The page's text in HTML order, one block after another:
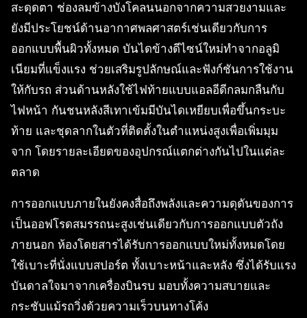
สะดุดตา ช่องลมข้างบังโคลนนอกจากความสวยงามและ
ยังมีประโยชน์ด้านอากาศพลศาสตร์เช่นเดียวกับการ
ออกแบบพื้นผิวทั้งหมด บันไดข้างดีไซน์ใหม่ทำจากอลูมิ
เนียมที่แข็งแรง ช่วยเสริมรูปลักษณ์และฟังก์ชันการใช้งาน
ให้กับรถ ส่วนด้านหลังใช้ไฟท้ายแบบแอลอีดีกลมกลืนกับ
ไฟหน้า กันชนหลังสีเทาเข้มมีบันไดเหยียบเพื่อขึ้นกระบะ
ท้าย และชุดลากในตัวที่ติดตั้งในตำแหน่งสูงเพื่อเพิ่มมุม
จาก โดยรายละเอียดของอุปกรณ์แตกต่างกันไปในแต่ละ
ตลาด
การออกแบบภายในยังคงสื่อถึงพลังและความดุดันของการ
เป็นออฟโรดสมรรถนะสูงเช่นเดียวกับการออกแบบตัวถัง
ภายนอก ห้องโดยสารได้รับการออกแบบใหม่ทั้งหมดโดย
ใช้เบาะที่นั่งแบบสปอร์ต ทั้งเบาะหน้าและหลัง ซึ่งได้รับแรง
บันดาลใจมาจากเครื่องบินรบ มอบทั้งความสบายและ
กระชับแม้รถวิ่งด้วยความเร็วบนทางโค้ง